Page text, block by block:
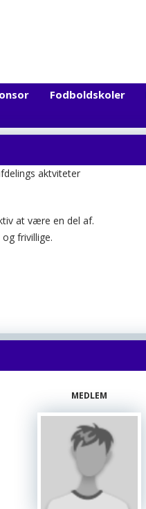
Fodboldskoler
aktviteter
at være en del af.
frivillige.
MEDLEM